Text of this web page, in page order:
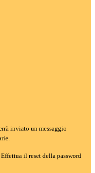
inviato un messaggio
il reset della password